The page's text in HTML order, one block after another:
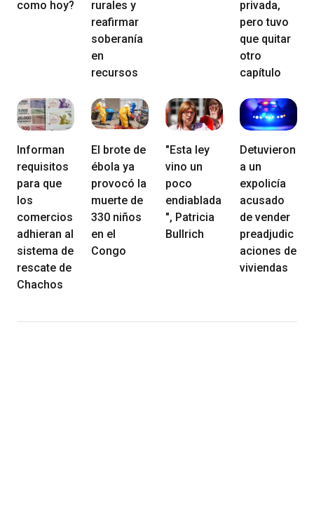
como hoy?
rurales y
reafirmar
soberanía
en
recursos
privada,
pero tuvo
que quitar
otro
capítulo
Informan
requisitos
para que
los
comercios
adhieran al
sistema de
rescate de
Chachos
El brote de
ébola ya
provocó la
muerte de
330 niños
en el
Congo
"Esta ley
vino un
poco
endiablada
", Patricia
Bullrich
Detuvieron
a un
expolicía
acusado
de vender
preadjudic
aciones de
viviendas